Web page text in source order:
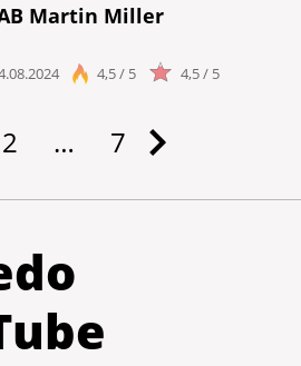
Martin Miller
4,5 / 5 4,5 / 5
2 … 7